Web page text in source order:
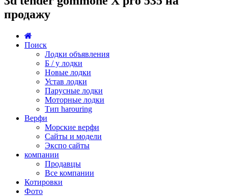
продажу
Поиск
Лодки объявления
Б / у лодки
Новые лодки
Устав лодки
Парусные лодки
Моторные лодки
Тип harouring
Верфи
Морские верфи
Сайты и модели
Экспо сайты
компании
Продавцы
Все компании
Котировки
Фото